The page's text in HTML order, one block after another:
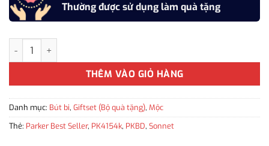
Thường được sử dụng làm quà tặng
Bộ quà tặng bút ký ParKer SON GREEN SB CT 2169365 kèm bao
THÊM VÀO GIỎ HÀNG
Danh mục: Bút bi, Giftset (Bộ quà tặng), Mộc
Thẻ: Parker Best Seller, PK4154k, PKBD, Sonnet